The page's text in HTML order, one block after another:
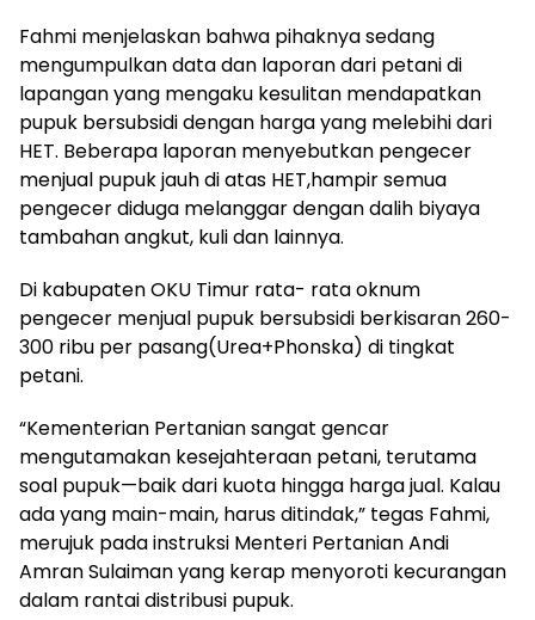
Fahmi menjelaskan bahwa pihaknya sedang
mengumpulkan data dan laporan dari petani di
lapangan yang mengaku kesulitan mendapatkan
pupuk bersubsidi dengan harga yang melebihi dari
HET. Beberapa laporan menyebutkan pengecer
menjual pupuk jauh di atas HET,hampir semua
pengecer diduga melanggar dengan dalih biyaya
tambahan angkut, kuli dan lainnya.
Di kabupaten OKU Timur rata- rata oknum
pengecer menjual pupuk bersubsidi berkisaran 260-
300 ribu per pasang(Urea+Phonska) di tingkat
petani.
“Kementerian Pertanian sangat gencar
mengutamakan kesejahteraan petani, terutama
soal pupuk—baik dari kuota hingga harga jual. Kalau
ada yang main-main, harus ditindak,” tegas Fahmi,
merujuk pada instruksi Menteri Pertanian Andi
Amran Sulaiman yang kerap menyoroti kecurangan
dalam rantai distribusi pupuk.